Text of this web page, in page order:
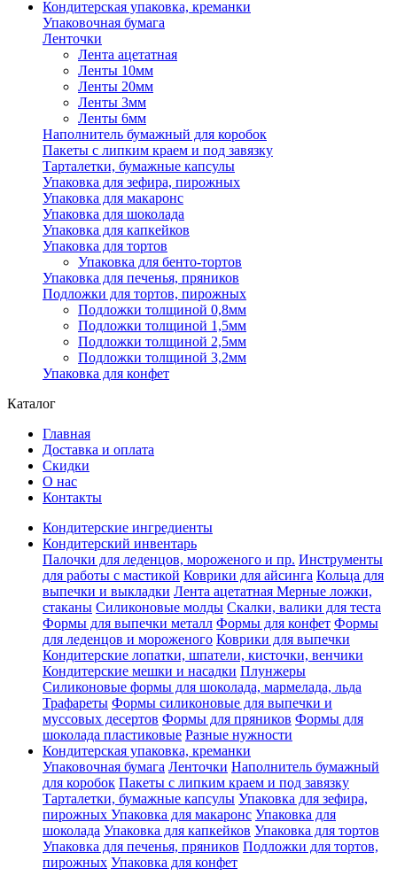
Кондитерская упаковка, креманки
Упаковочная бумага
Ленточки
Лента ацетатная
Ленты 10мм
Ленты 20мм
Ленты 3мм
Ленты 6мм
Наполнитель бумажный для коробок
Пакеты с липким краем и под завязку
Тарталетки, бумажные капсулы
Упаковка для зефира, пирожных
Упаковка для макаронс
Упаковка для шоколада
Упаковка для капкейков
Упаковка для тортов
Упаковка для бенто-тортов
Упаковка для печенья, пряников
Подложки для тортов, пирожных
Подложки толщиной 0,8мм
Подложки толщиной 1,5мм
Подложки толщиной 2,5мм
Подложки толщиной 3,2мм
Упаковка для конфет
Каталог
Главная
Доставка и оплата
Скидки
О нас
Контакты
Кондитерские ингредиенты
Кондитерский инвентарь
Палочки для леденцов, мороженого и пр. Инструменты
для работы с мастикой Коврики для айсинга Кольца для
выпечки и выкладки Лента ацетатная Мерные ложки,
стаканы Силиконовые молды Скалки, валики для теста
Формы для выпечки металл Формы для конфет Формы
для леденцов и мороженого Коврики для выпечки
Кондитерские лопатки, шпатели, кисточки, венчики
Кондитерские мешки и насадки Плунжеры
Силиконовые формы для шоколада, мармелада, льда
Трафареты Формы силиконовые для выпечки и
муссовых десертов Формы для пряников Формы для
шоколада пластиковые Разные нужности
Кондитерская упаковка, креманки
Упаковочная бумага Ленточки Наполнитель бумажный
для коробок Пакеты с липким краем и под завязку
Тарталетки, бумажные капсулы Упаковка для зефира,
пирожных Упаковка для макаронс Упаковка для
шоколада Упаковка для капкейков Упаковка для тортов
Упаковка для печенья, пряников Подложки для тортов,
пирожных Упаковка для конфет